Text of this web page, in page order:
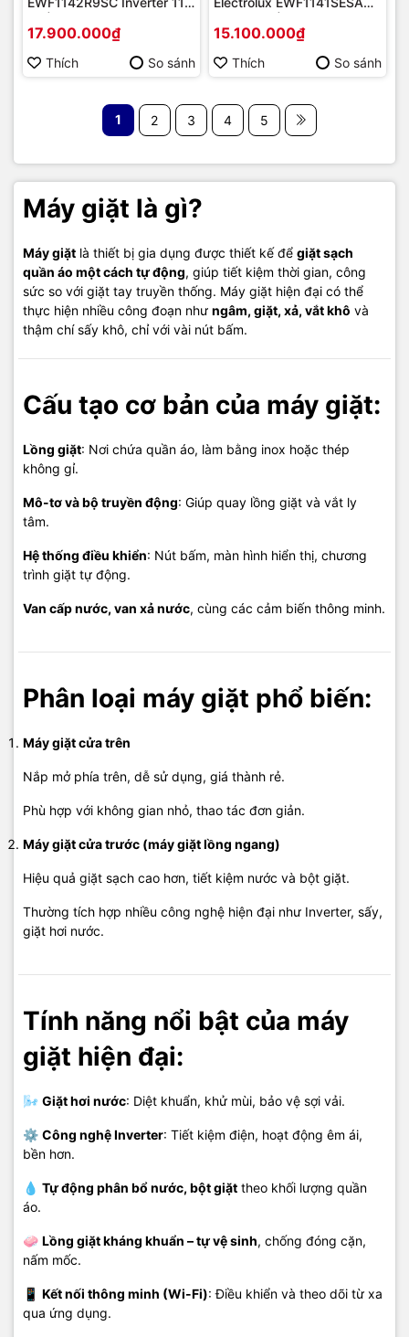
17.900.000₫
Thích So sánh
hãng
15.100.000₫
Thích So sánh
1 2 3 4 5
Máy giặt là gì?
Máy giặt là thiết bị gia dụng được thiết kế để giặt sạch
quần áo một cách tự động, giúp tiết kiệm thời gian, công
sức so với giặt tay truyền thống. Máy giặt hiện đại có thể
thực hiện nhiều công đoạn như ngâm, giặt, xả, vắt khô và
thậm chí sấy khô, chỉ với vài nút bấm.
Cấu tạo cơ bản của máy giặt:
Lồng giặt: Nơi chứa quần áo, làm bằng inox hoặc thép
không gỉ.
Mô-tơ và bộ truyền động: Giúp quay lồng giặt và vắt ly
tâm.
Hệ thống điều khiển: Nút bấm, màn hình hiển thị, chương
trình giặt tự động.
Van cấp nước, van xả nước, cùng các cảm biến thông minh.
Phân loại máy giặt phổ biến:
Máy giặt cửa trên
Nắp mở phía trên, dễ sử dụng, giá thành rẻ.
Phù hợp với không gian nhỏ, thao tác đơn giản.
Máy giặt cửa trước (máy giặt lồng ngang)
Hiệu quả giặt sạch cao hơn, tiết kiệm nước và bột giặt.
Thường tích hợp nhiều công nghệ hiện đại như Inverter, sấy,
giặt hơi nước.
Tính năng nổi bật của máy
giặt hiện đại:
🌬️ Giặt hơi nước: Diệt khuẩn, khử mùi, bảo vệ sợi vải.
⚙️ Công nghệ Inverter: Tiết kiệm điện, hoạt động êm ái,
bền hơn.
💧 Tự động phân bổ nước, bột giặt theo khối lượng quần
áo.
🧼 Lồng giặt kháng khuẩn – tự vệ sinh, chống đóng cặn,
nấm mốc.
📱 Kết nối thông minh (Wi-Fi): Điều khiển và theo dõi từ xa
qua ứng dụng.